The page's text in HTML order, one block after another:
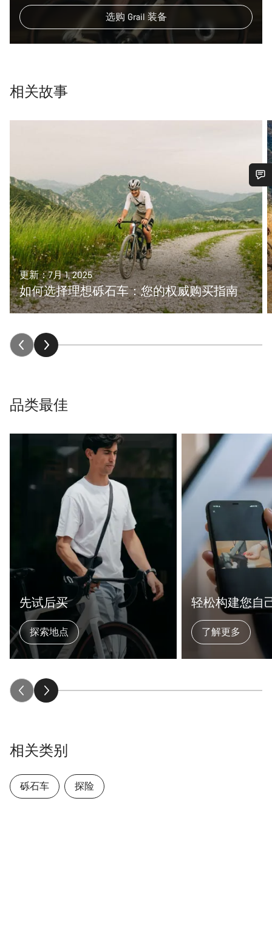
选购 Grail 装备
相关故事
更新：7月 1, 2025
如何选择理想砾石车：您的权威购买指南
品类最佳
先试后买
探索地点
轻松构建您自
了解更多
相关类别
砾石车 探险
您需要帮助吗？
我们的客户支持专家正在等待为您答疑解惑。
开始聊天
关闭